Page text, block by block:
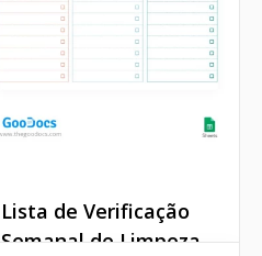
Lista de Verificação
Semanal de Limpeza